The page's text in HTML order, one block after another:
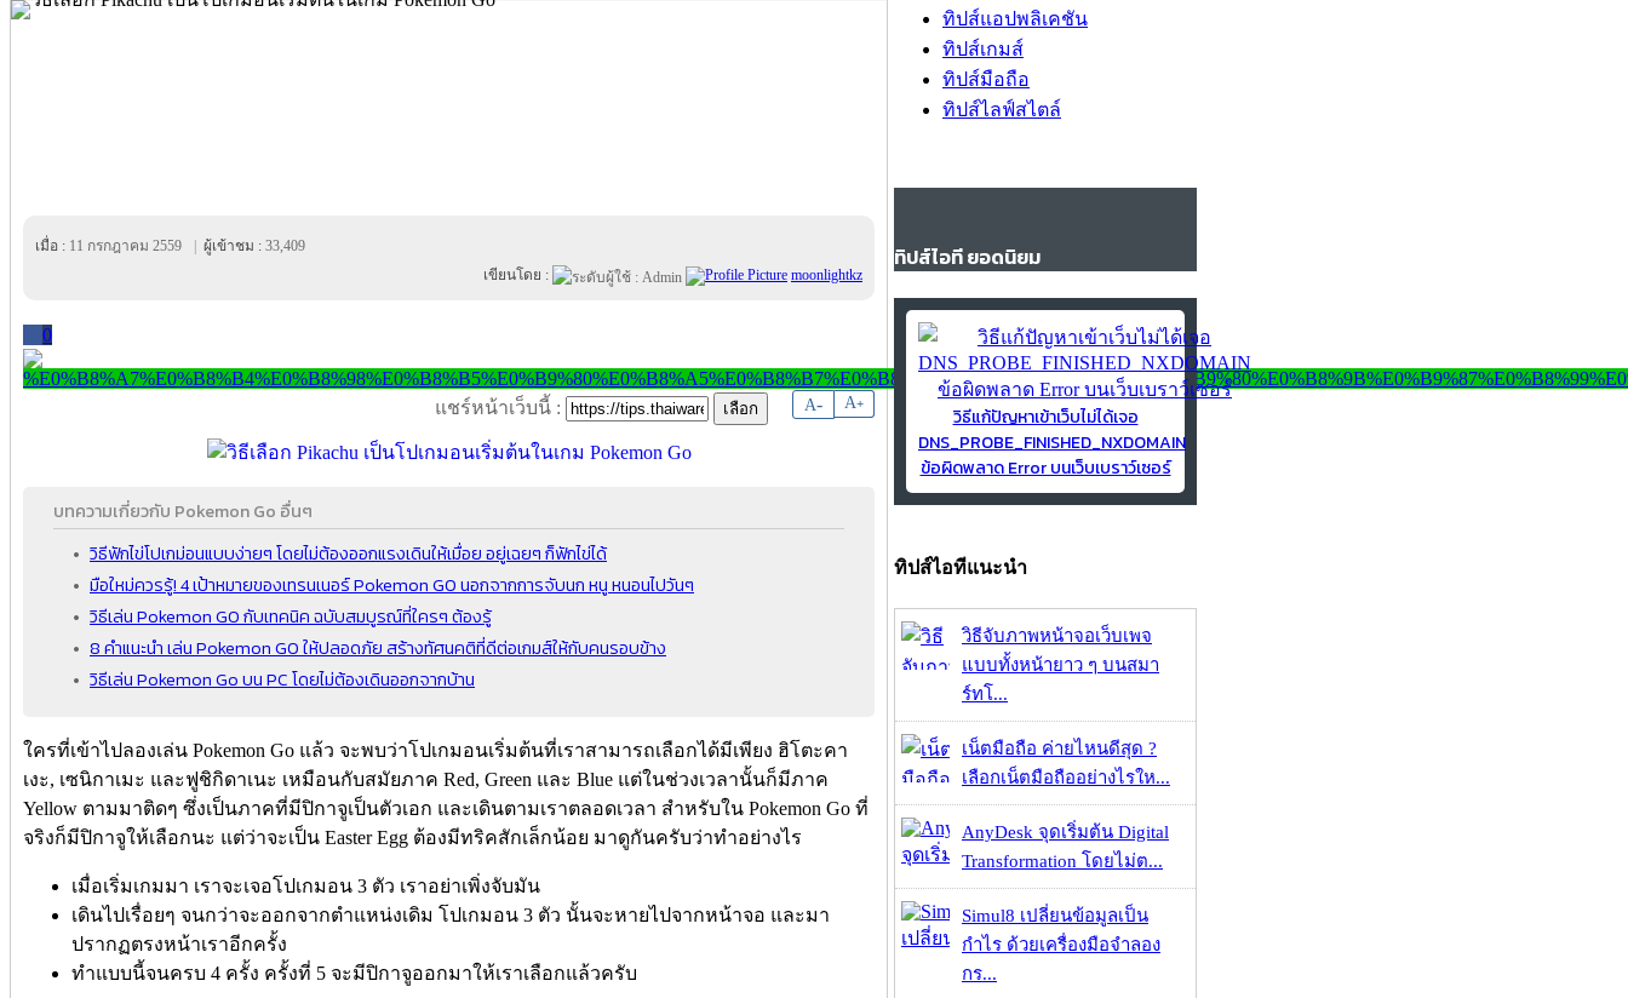
เมื่อ : 11 กรกฎาคม 2559 ผู้เข้าชม : 33,409
เขียนโดย :
moonlightkz
0
A- A+
แชร์หน้าเว็บนี้ :
บทความเกี่ยวกับ Pokemon Go อื่นๆ
วิธีฟักไข่โปเกม่อนแบบง่ายๆ โดยไม่ต้องออกแรงเดินให้เมื่อย อยู่เฉยๆ ก็ฟักไข่ได้
มือใหม่ควรรู้! 4 เป้าหมายของเทรนเนอร์ Pokemon GO นอกจากการจับนก หนู หนอนไปวันๆ
วิธีเล่น Pokemon GO กับเทคนิค ฉบับสมบูรณ์ที่ใครๆ ต้องรู้
8 คำแนะนำ เล่น Pokemon GO ให้ปลอดภัย สร้างทัศนคติที่ดีต่อเกมส์ให้กับคนรอบข้าง
วิธีเล่น Pokemon Go บน PC โดยไม่ต้องเดินออกจากบ้าน
ใครที่เข้าไปลองเล่น Pokemon Go แล้ว จะพบว่าโปเกมอนเริ่มต้นที่เราสามารถเลือกได้มีเพียง ฮิโตะคา
เงะ, เซนิกาเมะ และฟูชิกิดาเนะ เหมือนกับสมัยภาค Red, Green และ Blue แต่ในช่วงเวลานั้นก็มีภาค
Yellow ตามมาติดๆ ซึ่งเป็นภาคที่มีปิกาจูเป็นตัวเอก และเดินตามเราตลอดเวลา สำหรับใน Pokemon Go ที่
จริงก็มีปิกาจูให้เลือกนะ แต่ว่าจะเป็น Easter Egg ต้องมีทริคสักเล็กน้อย มาดูกันครับว่าทำอย่างไร
เมื่อเริ่มเกมมา เราจะเจอโปเกมอน 3 ตัว เราอย่าเพิ่งจับมัน
เดินไปเรื่อยๆ จนกว่าจะออกจากตำแหน่งเดิม โปเกมอน 3 ตัว นั้นจะหายไปจากหน้าจอ และมา
ปรากฏตรงหน้าเราอีกครั้ง
ทำแบบนี้จนครบ 4 ครั้ง ครั้งที่ 5 จะมีปิกาจูออกมาให้เราเลือกแล้วครับ
ทิปส์แอปพลิเคชัน
ทิปส์เกมส์
ทิปส์มือถือ
ทิปส์ไลฟ์สไตล์
ทิปส์ไอที ยอดนิยม
วิธีแก้ปัญหาเข้าเว็บไม่ได้เจอ
DNS_PROBE_FINISHED_NXDOMAIN
ข้อผิดพลาด Error บนเว็บเบราว์เซอร์
ทิปส์ไอทีแนะนำ
วิธีจับภาพหน้าจอเว็บเพจ
แบบทั้งหน้ายาว ๆ บนสมา
ร์ทโ...
เน็ตมือถือ ค่ายไหนดีสุด ?
เลือกเน็ตมือถืออย่างไรให...
AnyDesk จุดเริ่มต้น Digital
Transformation โดยไม่ต...
Simul8 เปลี่ยนข้อมูลเป็น
กำไร ด้วยเครื่องมือจำลอง
กร...